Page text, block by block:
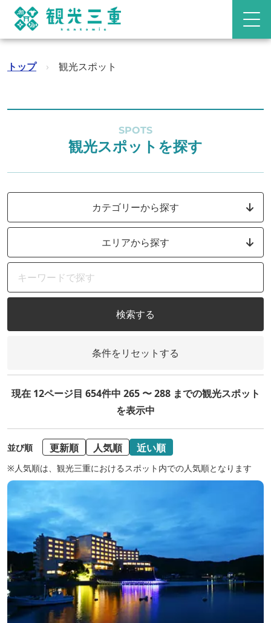
トップ › 観光スポット
SPOTS
観光スポットを探す
カテゴリーから探す
エリアから探す
検索する
条件をリセットする
現在 12ページ目 654件中 265 〜 288 までの観光スポット
を表示中
並び順 更新順 人気順 近い順
※人気順は、観光三重におけるスポット内での人気順となります